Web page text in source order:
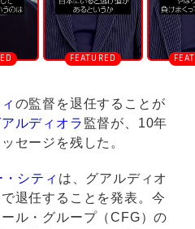
の監督を退任することが
ルディオラ 監督が、10年
セージを残した。
シティ は、グアルディオ
退任することを発表。今
ル・グループ（CFG）の